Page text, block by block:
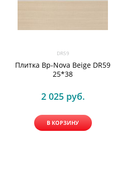
DR59
Плитка Bp-Nova Beige DR59
25*38
2 025 руб.
В КОРЗИНУ